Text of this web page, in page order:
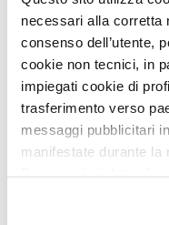
necessari alla corretta
consenso dell’utente,
cookie non tecnici, in
impiegati cookie di
trasferimento verso
messaggi pubblicitari
manifestate durante la
scelte privacy sui
€ 35.00
Acquista
4
6
7
9